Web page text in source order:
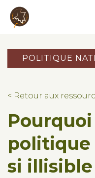
Skip to main content
Skip to footer
POLITIQUE
< Retour aux
politique
si illisible